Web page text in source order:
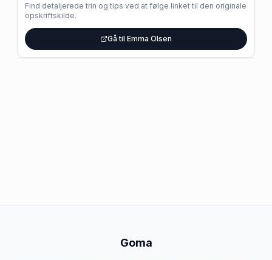
Find detaljerede trin og tips ved at følge linket til den originale
opskriftskilde.
Gå til Emma Olsen
Goma